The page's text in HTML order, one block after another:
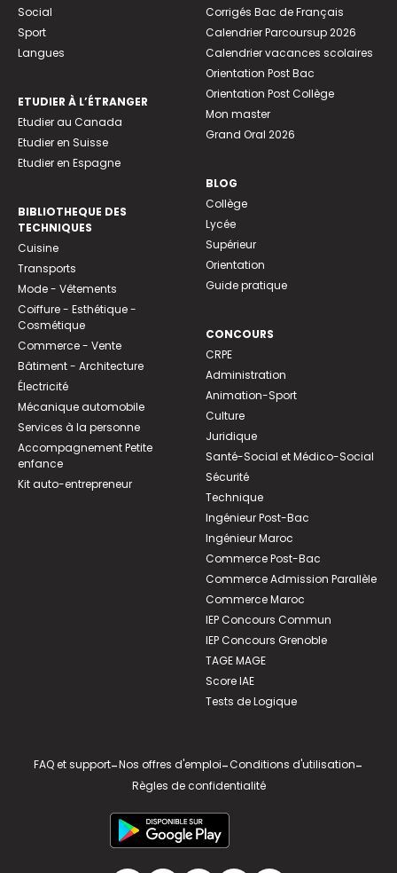
Social
Sport
Langues
ETUDIER À L’ÉTRANGER
Etudier au Canada
Etudier en Suisse
Etudier en Espagne
BIBLIOTHEQUE DES
TECHNIQUES
Cuisine
Transports
Mode - Vêtements
Coiffure - Esthétique -
Cosmétique
Commerce - Vente
Bâtiment - Architecture
Électricité
Mécanique automobile
Services à la personne
Accompagnement Petite
enfance
Kit auto-entrepreneur
Corrigés Bac de Français
Calendrier Parcoursup 2026
Calendrier vacances scolaires
Orientation Post Bac
Orientation Post Collège
Mon master
Grand Oral 2026
BLOG
Collège
Lycée
Supérieur
Orientation
Guide pratique
CONCOURS
CRPE
Administration
Animation-Sport
Culture
Juridique
Santé-Social et Médico-Social
Sécurité
Technique
Ingénieur Post-Bac
Ingénieur Maroc
Commerce Post-Bac
Commerce Admission Parallèle
Commerce Maroc
IEP Concours Commun
IEP Concours Grenoble
TAGE MAGE
Score IAE
Tests de Logique
FAQ et support-Nos offres d'emploi-Conditions d'utilisation-
Règles de confidentialité